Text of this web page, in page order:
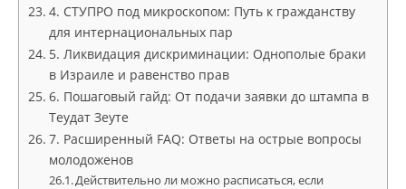
4. СТУПРО под микроскопом: Путь к гражданству
для интернациональных пар
5. Ликвидация дискриминации: Однополые браки
в Израиле и равенство прав
6. Пошаговый гайд: От подачи заявки до штампа в
Теудат Зеуте
7. Расширенный FAQ: Ответы на острые вопросы
молодоженов
Действительно ли можно расписаться, если